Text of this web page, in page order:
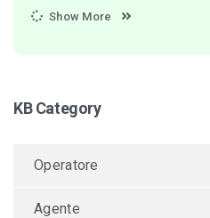
Show More
KB Category
Operatore
Agente